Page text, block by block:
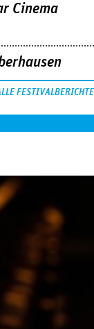
Cinema
FESTIVALBERICHTE